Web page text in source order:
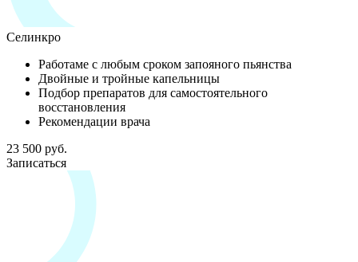
Селинкро
Работаме с любым сроком запояного пьянства
Двойные и тройные капельницы
Подбор препаратов для самостоятельного
восстановления
Рекомендации врача
23 500 руб.
Записаться